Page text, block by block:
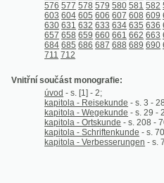
Vnitřní součást monografie:
- s. [1] - 2;
kapitola - Reisekunde- s. 3 - 28;
kapitola - Wegekunde- s. 29 - 207;
kapitola - Ortskunde- s. 208 - 701;
kapitola - Schriftenkunde
kapitola - Verbesserungen